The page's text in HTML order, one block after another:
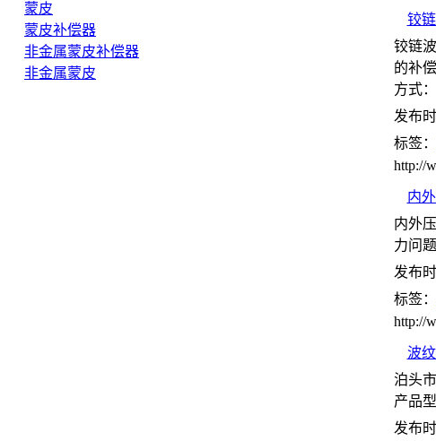
蒙皮
蒙皮补偿器
非金属蒙皮补偿器
非金属蒙皮
铰
铰链
的补
方式
发布
标签：
http://
内
内外
力问
发布
标签：
http://
波
泊头
产品
发布